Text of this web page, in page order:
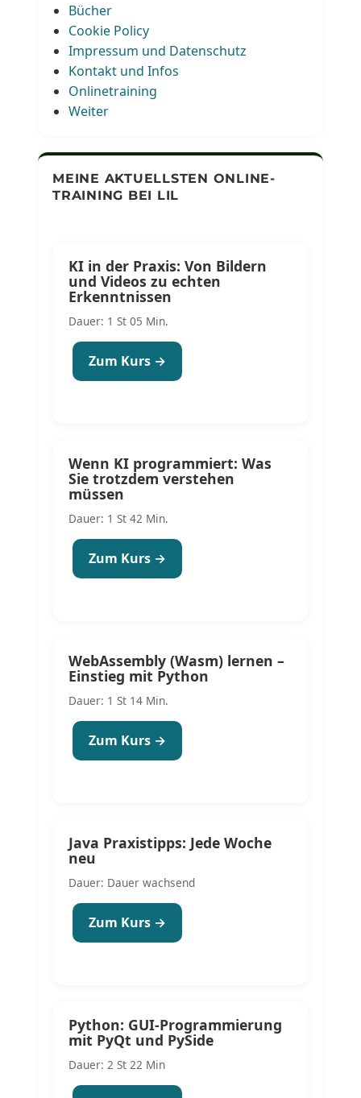
Bücher
Cookie Policy
Impressum und Datenschutz
Kontakt und Infos
Onlinetraining
Weiter
MEINE AKTUELLSTEN ONLINE-
TRAINING BEI LIL
KI in der Praxis: Von Bildern
und Videos zu echten
Erkenntnissen
Dauer: 1 St 05 Min.
Zum Kurs →
Wenn KI programmiert: Was
Sie trotzdem verstehen
müssen
Dauer: 1 St 42 Min.
Zum Kurs →
WebAssembly (Wasm) lernen –
Einstieg mit Python
Dauer: 1 St 14 Min.
Zum Kurs →
Java Praxistipps: Jede Woche
neu
Dauer: Dauer wachsend
Zum Kurs →
Python: GUI-Programmierung
mit PyQt und PySide
Dauer: 2 St 22 Min